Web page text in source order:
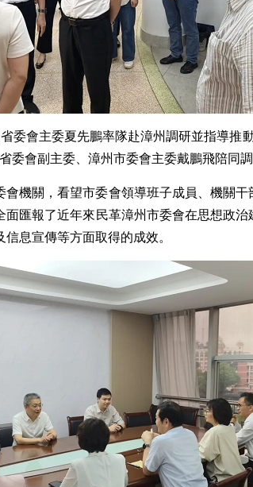
委會主委夏先鵬率隊赴漳州調研並指導推
委會副主委、漳州市委會主委戴鵬飛陪同調
機關，看望市委會領導班子成員、機關干
面匯報了近年來民革漳州市委會在思想政治
息宣傳等方面取得的成效。